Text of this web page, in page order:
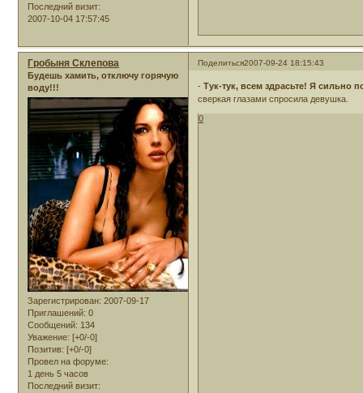
Последний визит:
2007-10-04 17:57:45
Поделиться2007-09-24 18:15:43
Гробыня Склепова
Будешь хамить, отключу горячую
воду!!!
Зарегистрирован: 2007-09-17
Приглашений: 0
Сообщений: 134
Уважение: [+0/-0]
Позитив: [+0/-0]
Провел на форуме:
1 день 5 часов
Последний визит:
- Тук-тук, всем здрасьте! Я сильно
сверкая глазами спросила девушка.
0